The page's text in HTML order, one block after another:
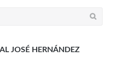
JOSÉ HERNÁNDEZ